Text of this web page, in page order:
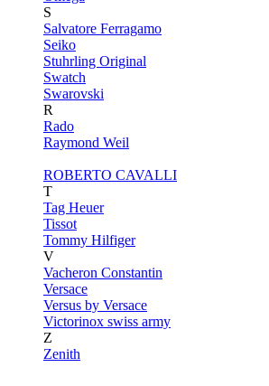
S
Salvatore Ferragamo
Seiko
Stuhrling Original
Swatch
Swarovski
R
Rado
Raymond Weil
ROBERTO CAVALLI
T
Tag Heuer
Tissot
Tommy Hilfiger
V
Vacheron Constantin
Versace
Versus by Versace
Victorinox swiss army
Z
Zenith